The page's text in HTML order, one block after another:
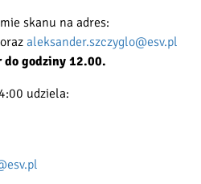
skanu na adres:
oraz aleksander.szczyglo@esv.pl
godziny 12.00.
udziela: